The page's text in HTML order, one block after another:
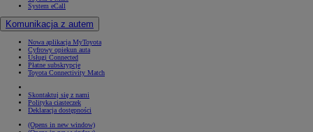
System eCall
Komunikacja z autem
Nowa aplikacja MyToyota
Cyfrowy opiekun auta
Usługi Connected
Płatne subskrypcje
Toyota Connectivity Match
Skontaktuj się z nami
Polityka ciasteczek
Deklaracja dostępności
(Opens in new window)